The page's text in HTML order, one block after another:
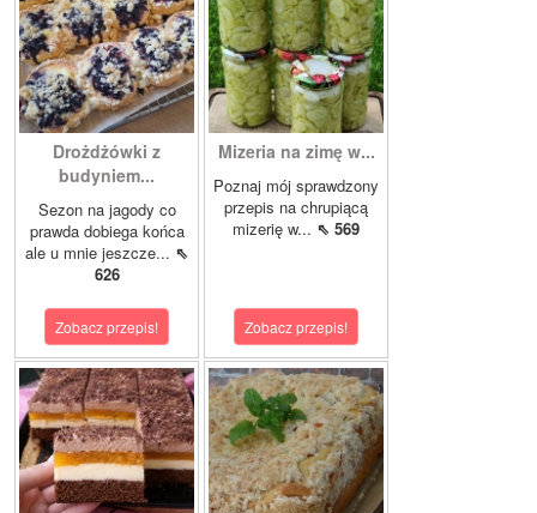
Drożdżówki z
budyniem...
Sezon na jagody co
prawda dobiega końca
ale u mnie jeszcze... ⇖
626
Zobacz przepis!
Mizeria na zimę w...
Poznaj mój sprawdzony
przepis na chrupiącą
mizerię w... ⇖ 569
Zobacz przepis!